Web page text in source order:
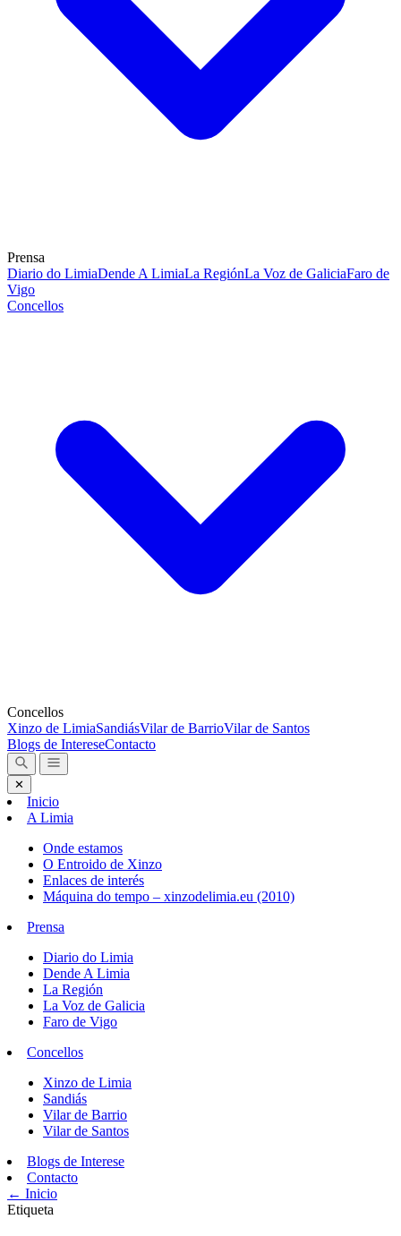
Prensa
Diario do LimiaDende A LimiaLa RegiónLa Voz de GaliciaFaro de
Vigo
Concellos
Concellos
Xinzo de LimiaSandiásVilar de BarrioVilar de Santos
Blogs de IntereseContacto
✕
Inicio
A Limia
Onde estamos
O Entroido de Xinzo
Enlaces de interés
Máquina do tempo – xinzodelimia.eu (2010)
Prensa
Diario do Limia
Dende A Limia
La Región
La Voz de Galicia
Faro de Vigo
Concellos
Xinzo de Limia
Sandiás
Vilar de Barrio
Vilar de Santos
Blogs de Interese
Contacto
← Inicio
Etiqueta